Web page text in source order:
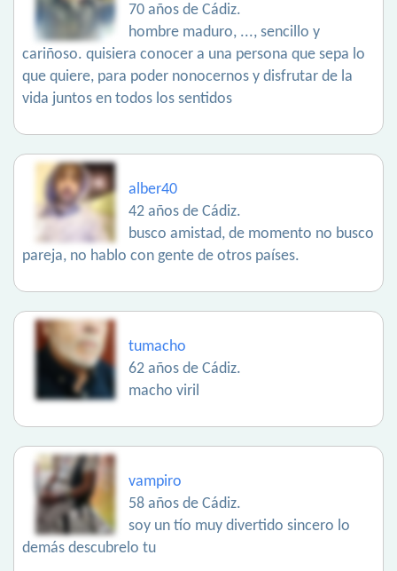
70 años de Cádiz.
hombre maduro, ..., sencillo y
cariñoso. quisiera conocer a una persona que sepa lo
que quiere, para poder nonocernos y disfrutar de la
vida juntos en todos los sentidos
alber40
42 años de Cádiz.
busco amistad, de momento no busco
pareja, no hablo con gente de otros países.
tumacho
62 años de Cádiz.
macho viril
vampiro
58 años de Cádiz.
soy un tío muy divertido sincero lo
demás descubrelo tu